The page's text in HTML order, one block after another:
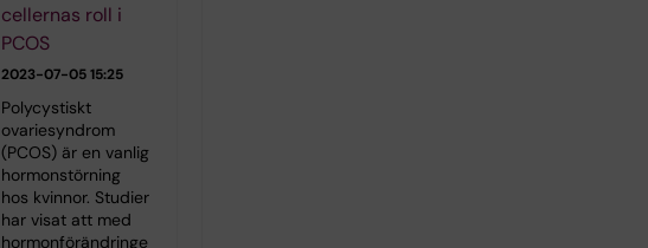
cellernas roll i
PCOS
2023-07-05 15:25
Polycystiskt
ovariesyndrom
(PCOS) är en vanlig
hormonstörning
hos kvinnor. Studier
har visat att med
hormonförändringe